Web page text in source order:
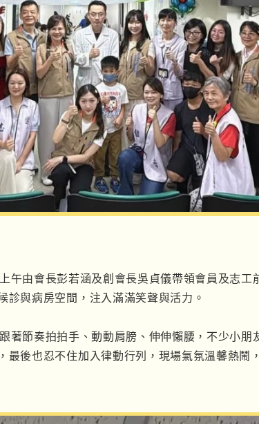
午由會長彭若涵及創會長吳貞儀帶領會員及志
診與病房空間，注入滿滿笑聲與活力。
著節奏拍拍手、動動肩膀、伸伸懶腰，不少小
後也忍不住加入律動行列，現場氣氛溫馨熱鬧